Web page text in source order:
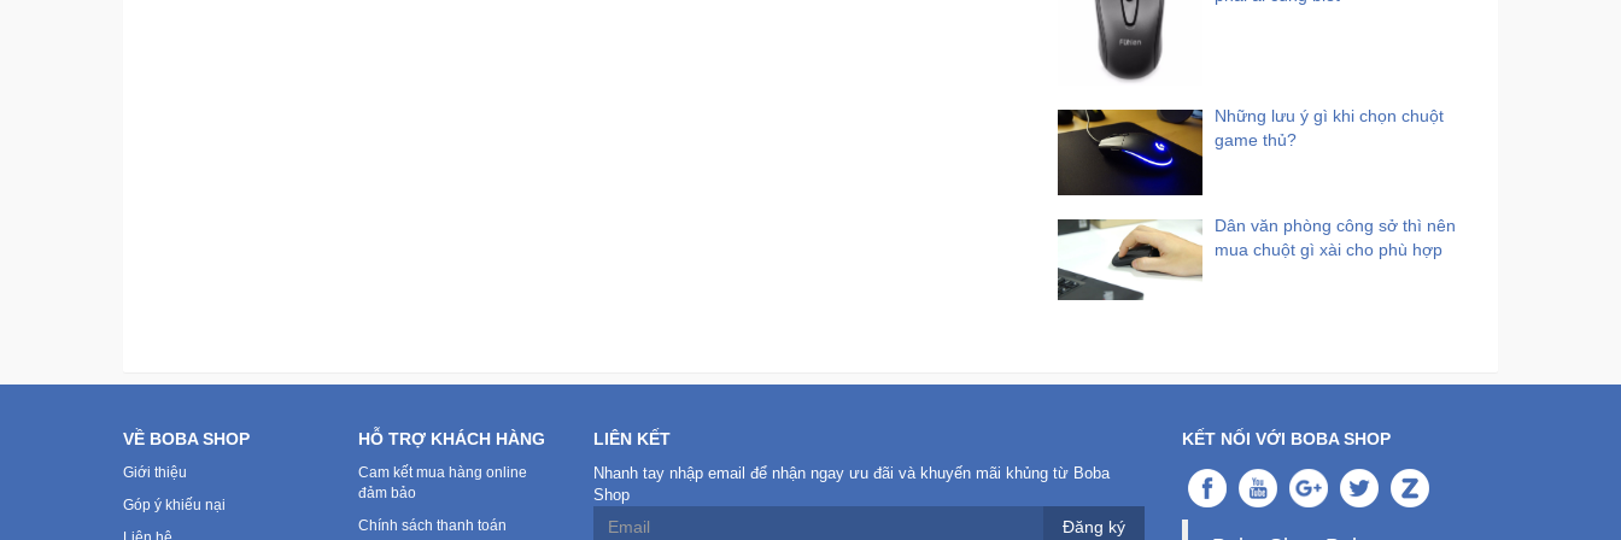
Những lưu ý gì khi chọn chuột
game thủ?
Dân văn phòng công sở thì nên
mua chuột gì xài cho phù hợp
VỀ BOBA SHOP
Giới thiệu
Góp ý khiếu nại
HỖ TRỢ KHÁCH HÀNG
Cam kết mua hàng online
đảm bảo
Chính sách thanh toán
LIÊN KẾT
Nhanh tay nhập email để nhận ngay ưu đãi và khuyến mãi khủng từ Boba
Shop
Đăng ký
KẾT NỐI VỚI BOBA SHOP